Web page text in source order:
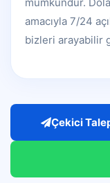
mümkündür.
amacıyla 7/24
bizleri arayabilir
Çekici